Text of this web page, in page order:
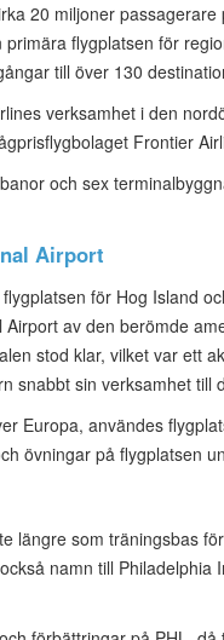
20 miljoner
flygplatsen för
till över 130
verksamhet i den
Frontier
och sex
Airport
för Hog Island
av den berömde
stod klar, vilket var ett
snabbt sin verksamhet till
Europa, användes
övningar på flygplatsen
längre som träningsbas
namn till